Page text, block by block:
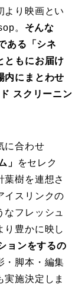
より映画とい
。 そんな
ある「シネ
ともにお届け
内にまとわせ
スクリーニン
に合わせ
」
をセレク
葉樹を連想さ
イスリンクの
フレッシュ
り豊かに映し
ョンをするの
・脚本・編集
実施決定しま